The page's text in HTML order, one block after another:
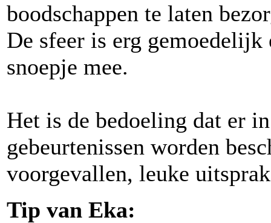
boodschappen te laten
De sfeer is erg
snoepje mee.
Het is de bedoeling dat er
gebeurtenissen worden
voorgevallen, leuke
Tip van Eka: